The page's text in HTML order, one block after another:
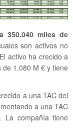
350.040 miles de
son activos no
activo ha crecido a
1.080 M € y tiene
a una TAC del
a una TAC
La compañía tiene